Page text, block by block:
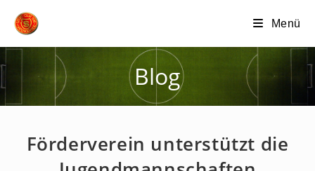
Inhalt
Menü
Blog
Förderverein unterstützt die